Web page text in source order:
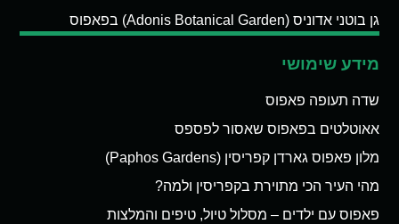
גן בוטני אדוניס (Adonis Botanical Garden) בפאפוס
מידע שימושי
שדה תעופה פאפוס
אאוטלטים בפאפוס שאסור לפספס
מלון פאפוס גארדן קפריסין (Paphos Gardens)
מהי העיר הכי מתוירת בקפריסין ולמה?
פאפוס עם ילדים – מסלול טיול, טיפים והמלצות